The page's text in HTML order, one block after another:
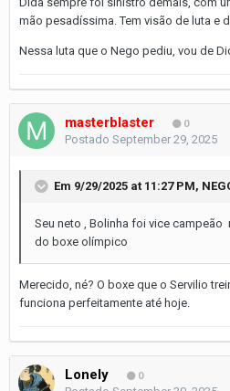
mão pesadíssima. Tem visão de luta e
Nessa luta que o Nego pediu, vou de
masterblaster 0
Postado September 29, 2025
Em 9/29/2025 at 11:27 PM,
Seu neto , Bolinha foi vice
do boxe olímpico
Merecido, né? O boxe que o Servilio
funciona perfeitamente até hoje.
Lonely 0